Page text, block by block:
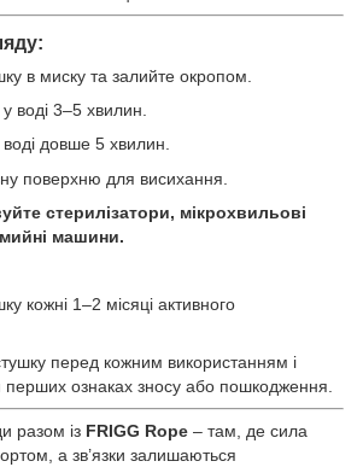
в миску та залийте окропом.
воді 3–5 хвилин.
довше 5 хвилин.
поверхню для висихання.
стерилізатори, мікрохвильові
машини.
кожні 1–2 місяці активного
перед кожним використанням і
перших ознаках зносу або пошкодження.
разом із FRIGG Rope – там, де сила
а зв’язки залишаються